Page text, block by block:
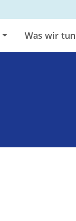
Was wir tun